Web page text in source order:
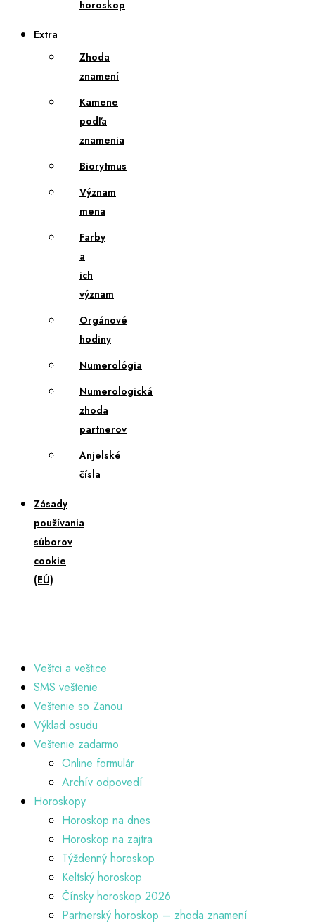
horoskop
Extra
Zhoda
znamení
Kamene
podľa
znamenia
Biorytmus
Význam
mena
Farby
a
ich
význam
Orgánové
hodiny
Numerológia
Numerologická
zhoda
partnerov
Anjelské
čísla
Zásady
používania
súborov
cookie
(EÚ)
Veštci a veštice
SMS veštenie
Veštenie so Zanou
Výklad osudu
Veštenie zadarmo
Online formulár
Archív odpovedí
Horoskopy
Horoskop na dnes
Horoskop na zajtra
Týždenný horoskop
Keltský horoskop
Čínsky horoskop 2026
Partnerský horoskop – zhoda znamení